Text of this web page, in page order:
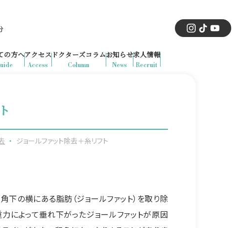
の方へ
Access
アクセス
Column
ドクターズコラム
News
お知らせ
Recruit
求人情報
・ ジョールファット除去＋糸リフト
下の横にある脂肪（ジョールファット）を取り除
によって垂れ下がったジョールファットが原因